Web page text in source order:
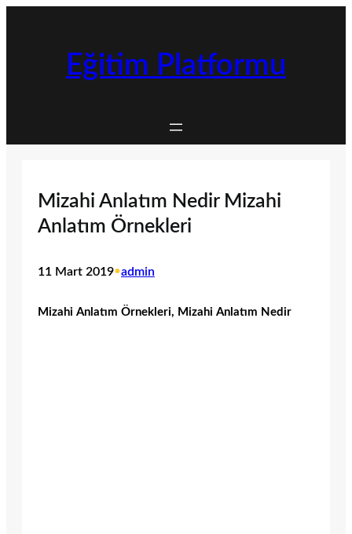
Eğitim Platformu
Mizahi Anlatım Nedir Mizahi
Anlatım Örnekleri
11 Mart 2019•admin
Mizahi Anlatım Örnekleri, Mizahi Anlatım Nedir